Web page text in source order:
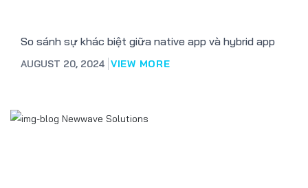
So sánh sự khác biệt giữa native app và hybrid app
AUGUST 20, 2024 VIEW MORE